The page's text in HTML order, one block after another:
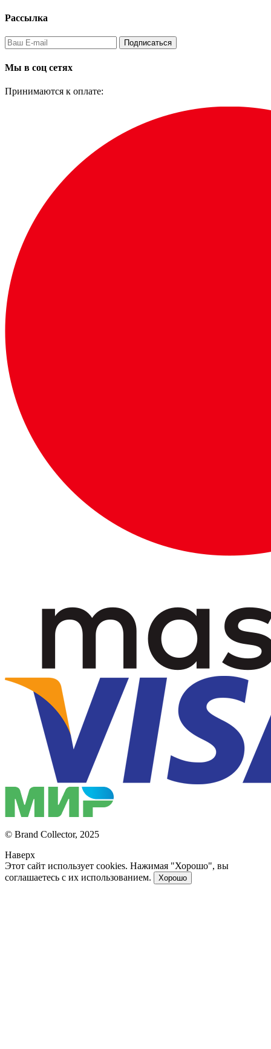
Рассылка
Подписаться
Мы в соц сетях
Принимаются к оплате:
© Brand Collector, 2025
Наверх
Этот сайт использует cookies. Нажимая "Хорошо", вы
соглашаетесь с их использованием.
Хорошо